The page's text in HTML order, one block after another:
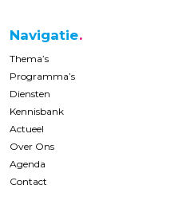
Navigatie
Thema’s
Programma’s
Diensten
Kennisbank
Actueel
Over Ons
Agenda
Contact